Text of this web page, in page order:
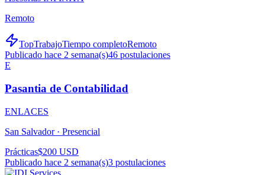
Remoto
TopTrabajoTiempo completoRemoto
Publicado hace 2 semana(s)46 postulaciones
E
Pasantia de Contabilidad
ENLACES
San Salvador · Presencial
Prácticas$200 USD
Publicado hace 2 semana(s)3 postulaciones